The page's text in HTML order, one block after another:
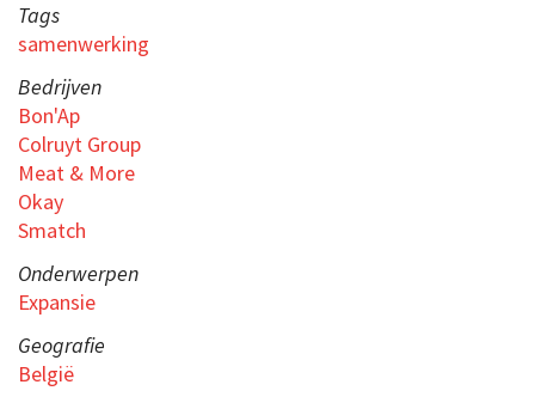
Tags
samenwerking
Bedrijven
Bon'Ap
Colruyt Group
Meat & More
Okay
Smatch
Onderwerpen
Expansie
Geografie
België